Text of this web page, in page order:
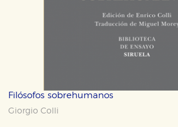
Filósofos sobrehumanos
Giorgio Colli